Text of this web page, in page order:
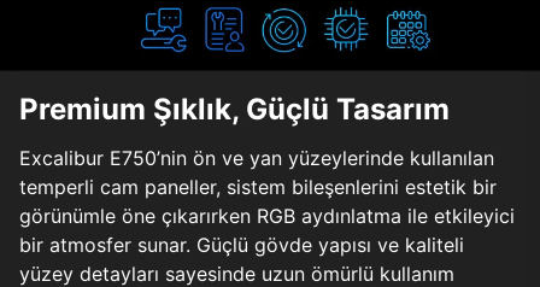
Premium Şıklık, Güçlü Tasarım
Excalibur E750’nin ön ve yan yüzeylerinde kullanılan
temperli cam paneller, sistem bileşenlerini estetik bir
görünümle öne çıkarırken RGB aydınlatma ile etkileyici
bir atmosfer sunar. Güçlü gövde yapısı ve kaliteli
yüzey detayları sayesinde uzun ömürlü kullanım